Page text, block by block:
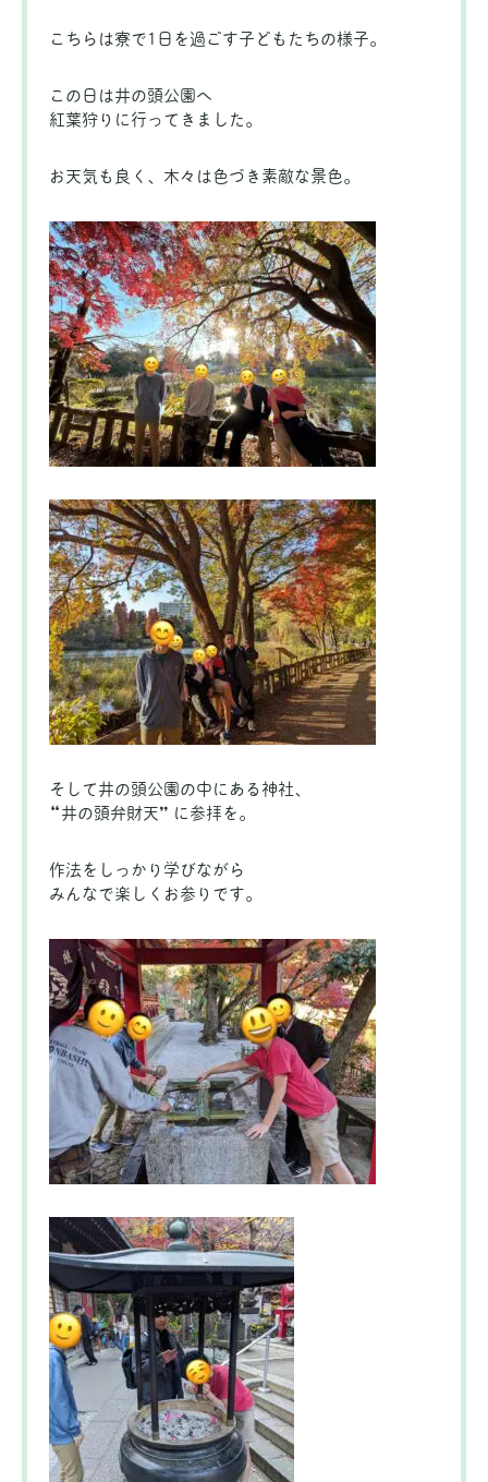
こちらは寮で1日を過ごす子どもたちの様子。
この日は井の頭公園へ
紅葉狩りに行ってきました。
お天気も良く、木々は色づき素敵な景色。
そして井の頭公園の中にある神社、
“井の頭弁財天” に参拝を。
作法をしっかり学びながら
みんなで楽しくお参りです。